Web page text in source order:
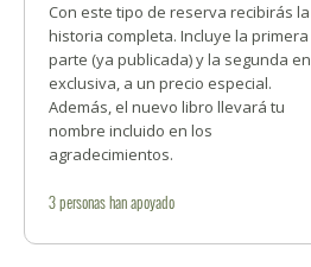
Con este tipo de reserva recibirás la
historia completa. Incluye la primera
parte (ya publicada) y la segunda en
exclusiva, a un precio especial.
Además, el nuevo libro llevará tu
nombre incluido en los
agradecimientos.
3personashan apoyado